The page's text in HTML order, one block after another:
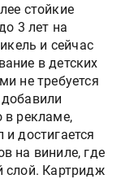
стойкие
3 лет на
и сейчас
в детских
не требуется
в рекламе,
достигается
на виниле, где
слой. Картридж